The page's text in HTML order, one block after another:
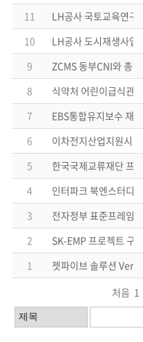
11 LH공사 국토교육연구
10 LH공사 도시재생사업
9 ZCMS 동부CNI와 총
8 식약처 어린이급식관
7 EBS통합유지보수 재
6 이차전지산업지원시스
5 한국국제교류재단 프
4 인터파크 북엔스터디
3 전자정부 표준프레임
2 SK-EMP 프로젝트 구
1 젯파이브 솔루션
처음 1